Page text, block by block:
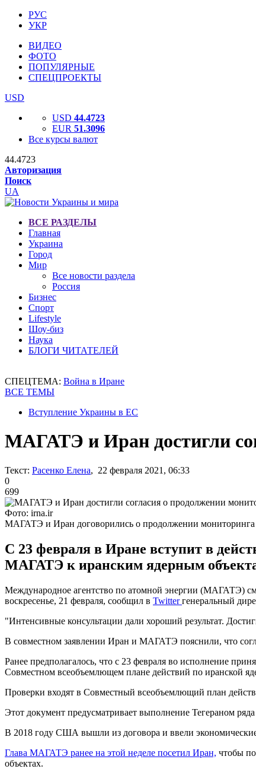
РУС
УКР
ВИДЕО
ФОТО
ПОПУЛЯРНЫЕ
СПЕЦПРОЕКТЫ
USD
USD 44.4723
EUR 51.3096
Все курсы валют
44.4723
Авторизация
Поиск
UA
ВСЕ РАЗДЕЛЫ
Главная
Украина
Город
Мир
Все новости раздела
Россия
Бизнес
Спорт
Lifestyle
Шоу-биз
Наука
БЛОГИ ЧИТАТЕЛЕЙ
СПЕЦТЕМА: Война в Иране
ВСЕ ТЕМЫ
Вступление Украины в ЕС
МАГАТЭ и Иран достигли
Текст: Расенко Елена, 22 февраля 2021, 06:33
0
699
Фото: irna.ir
МАГАТЭ и Иран договорились о продолжении мониторинга
С 23 февраля в Иране вступит в
МАГАТЭ к иранским ядерным
Международное агентство по атомной энергии (МАГАТЭ)
воскресенье, 21 февраля, сообщил в Twitterгенеральный
"Интенсивные консультации дали хороший результат.
В совместном заявлении Иран и МАГАТЭ пояснили, что
Ранее предполагалось, что с 23 февраля во исполнение
Совместном всеобъемлющем плане действий по иранской
Проверки входят в Совместный всеобъемлющий план
Этот документ предусматривает выполнение Тегераном
В 2018 году США вышли из договора и ввели
Глава МАГАТЭ ранее на этой неделе посетил Иран, чтобы
объектах.